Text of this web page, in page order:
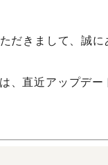
だきまして、誠に
、直近アップデ